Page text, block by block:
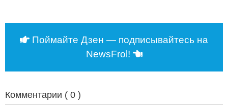
Поймайте Дзен — подписывайтесь на
NewsFrol!
Комментарии ( 0 )